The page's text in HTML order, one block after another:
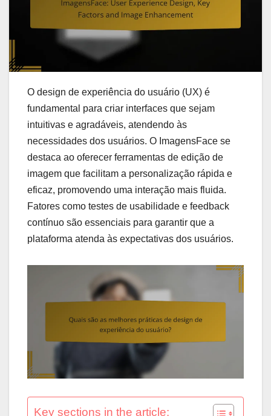
O design de experiência do usuário (UX) é
fundamental para criar interfaces que sejam
intuitivas e agradáveis, atendendo às
necessidades dos usuários. O ImagensFace se
destaca ao oferecer ferramentas de edição de
imagem que facilitam a personalização rápida e
eficaz, promovendo uma interação mais fluida.
Fatores como testes de usabilidade e feedback
contínuo são essenciais para garantir que a
plataforma atenda às expectativas dos usuários.
Key sections in the article: